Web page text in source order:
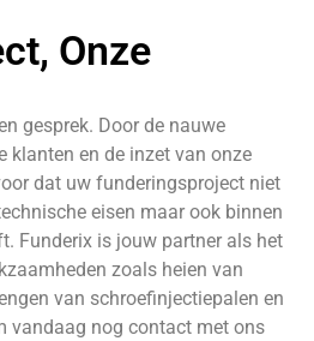
Onze
gesprek. Door de nauwe
klanten en de inzet van onze
dat uw funderingsproject niet
eisen maar ook binnen
Funderix is jouw partner als het
zoals heien van
van schroefinjectiepalen en
vandaag nog contact met ons